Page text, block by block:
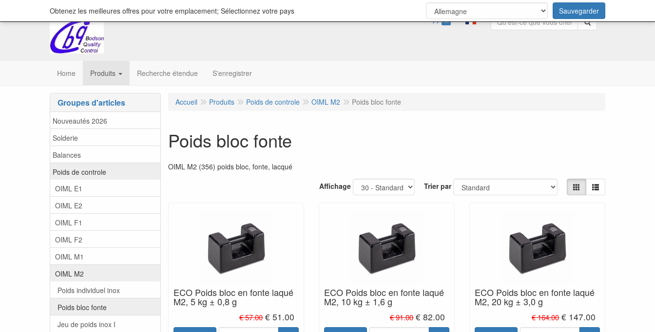
0 Rechercher
Home Produits Recherche étendue S'enregistrer
Groupes d'articles
Nouveautés 2026
Solderie
Balances
Poids de controle
OIML E1
OIML E2
OIML F1
OIML F2
OIML M1
OIML M2
Poids individuel inox
Poids bloc fonte
Jeu de poids inox I
Accueil Produits Poids de controle OIML M2 Poids bloc fonte
Poids bloc fonte
OIML M2 (356) poids bloc, fonte, lacqué
Affichage
Trier par
ECO Poids bloc en fonte laqué
M2, 5 kg ± 0,8 g
€ 57.00 € 51.00
ECO Poids bloc en fonte laqué
M2, 10 kg ± 1,6 g
€ 91.00 € 82.00
ECO Poids bloc en fonte laqué
M2, 20 kg ± 3,0 g
€ 164.00 € 147.00
Obtenez les meilleures offres pour votre emplacement; Sélectionnez votre pays Sauvegarder